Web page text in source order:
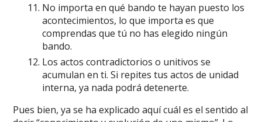
No importa en qué bando te hayan puesto los
acontecimientos, lo que importa es que
comprendas que tú no has elegido ningún
bando.
Los actos contradictorios o unitivos se
acumulan en ti. Si repites tus actos de unidad
interna, ya nada podrá detenerte.
Pues bien, ya se ha explicado aquí cuál es el sentido al